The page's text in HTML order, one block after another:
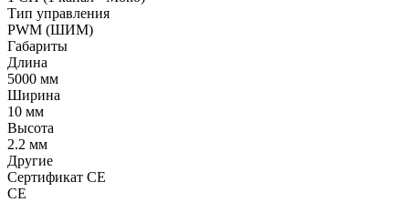
Тип управления
PWM (ШИМ)
Габариты
Длина
5000 мм
Ширина
10 мм
Высота
2.2 мм
Другие
Сертификат CE
CE